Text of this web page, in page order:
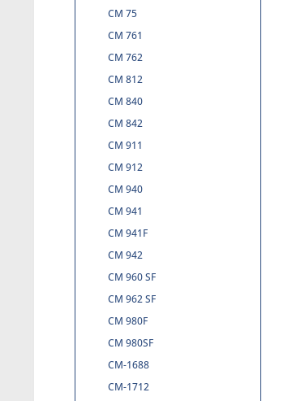
CM 75
CM 761
CM 762
CM 812
CM 840
CM 842
CM 911
CM 912
CM 940
CM 941
CM 941F
CM 942
CM 960 SF
CM 962 SF
CM 980F
CM 980SF
CM-1688
CM-1712